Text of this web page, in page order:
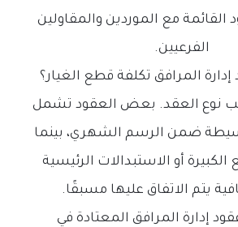
القائمة مع الموردين والمقاولين
الفرعيين.
المرافق تكلفة قطع الغيار؟
نوع العقد. بعض العقود تشمل
ضمن الرسم الشهري، بينما
أو الاستبدالات الرئيسية
يتم الاتفاق عليها مسبقًا.
إدارة المرافق المعتادة في